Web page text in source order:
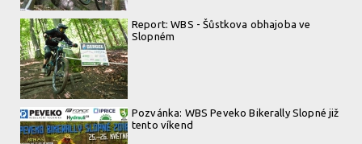
Report: WBS - Šůstkova obhajoba ve
Slopném
Pozvánka: WBS Peveko Bikerally Slopné již
tento víkend